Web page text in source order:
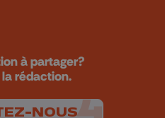
à partager?
rédaction.
NOUS